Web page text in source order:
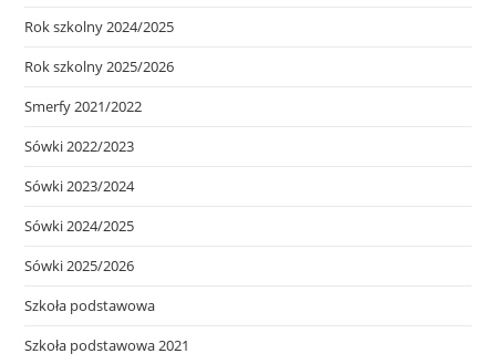
Rok szkolny 2024/2025
Rok szkolny 2025/2026
Smerfy 2021/2022
Sówki 2022/2023
Sówki 2023/2024
Sówki 2024/2025
Sówki 2025/2026
Szkoła podstawowa
Szkoła podstawowa 2021